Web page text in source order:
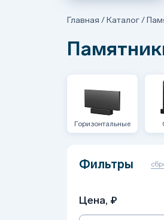
Главная /Каталог/
Горизонтальные
Фильтры
Цена, ₽